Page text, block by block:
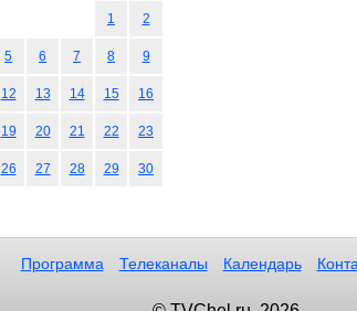
1
2
5 6 7 8 9
12 13 14 15 16
19 20 21 22 23
26 27 28 29 30
Программа Телеканалы Календарь